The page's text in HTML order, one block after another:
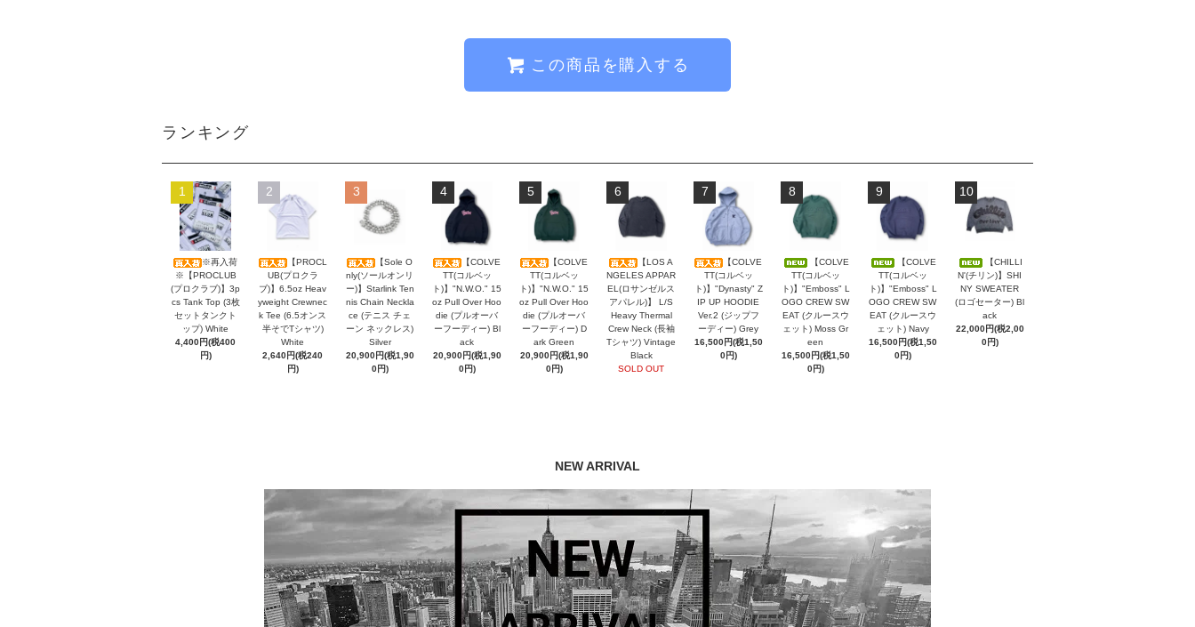
この商品を購入する
ランキング
1
※再入荷
※【PROCLUB
(プロクラブ)】3p
cs Tank Top (3枚
セットタンクト
ップ) White
4,400円(税400
円)
2
【PROCL
UB(プロクラ
ブ)】6.5oz Heav
yweight Crewnec
k Tee (6.5オンス
半そでTシャツ)
White
2,640円(税240
円)
3
【Sole O
nly(ソールオンリ
ー)】Starlink Ten
nis Chain Neckla
ce (テニス チェ
ーン ネックレス)
Silver
20,900円(税1,90
0円)
4
【COLVE
TT(コルベッ
ト)】"N.W.O." 15
oz Pull Over Hoo
die (プルオーバ
ーフーディー) Bl
ack
20,900円(税1,90
0円)
5
【COLVE
TT(コルベッ
ト)】"N.W.O." 15
oz Pull Over Hoo
die (プルオーバ
ーフーディー) D
ark Green
20,900円(税1,90
0円)
6
【LOS A
NGELES APPAR
EL(ロサンゼルス
アパレル)】 L/S
Heavy Thermal
Crew Neck (長袖
Tシャツ) Vintage
Black
SOLD OUT
7
【COLVE
TT(コルベッ
ト)】"Dynasty" Z
IP UP HOODIE
Ver.2 (ジップフ
ーディー) Grey
16,500円(税1,50
0円)
8
【COLVE
TT(コルベッ
ト)】"Emboss" L
OGO CREW SW
EAT (クルースウ
ェット) Moss Gr
een
16,500円(税1,50
0円)
9
【COLVE
TT(コルベッ
ト)】"Emboss" L
OGO CREW SW
EAT (クルースウ
ェット) Navy
16,500円(税1,50
0円)
10
【CHILLI
N'(チリン)】SHI
NY SWEATER
(ロゴセーター) Bl
ack
22,000円(税2,00
0円)
NEW ARRIVAL